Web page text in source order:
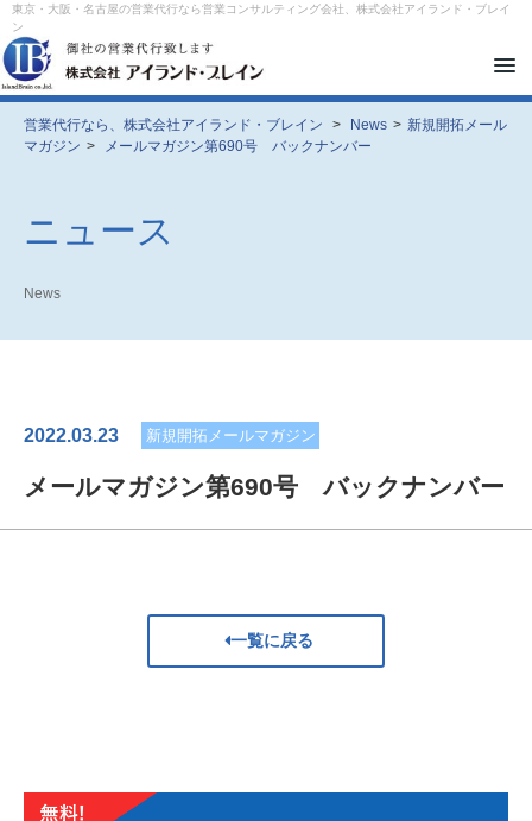
東京・大阪・名古屋の営業代行なら営業コンサルティング会社、株式会社アイランド・ブレイ
ン
メ
ュ
ー
営業代行なら、株式会社アイランド・ブレイン > News > 新規開拓メール
マガジン > メールマガジン第690号 バックナンバー
ニュース
News
2022.03.23 新規開拓メールマガジン
メールマガジン第690号 バックナンバー
一覧に戻る